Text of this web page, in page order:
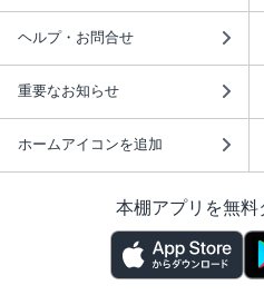
ヘルプ・お問合せ
重要なお知らせ
ホームアイコンを追加
本棚アプリを無料